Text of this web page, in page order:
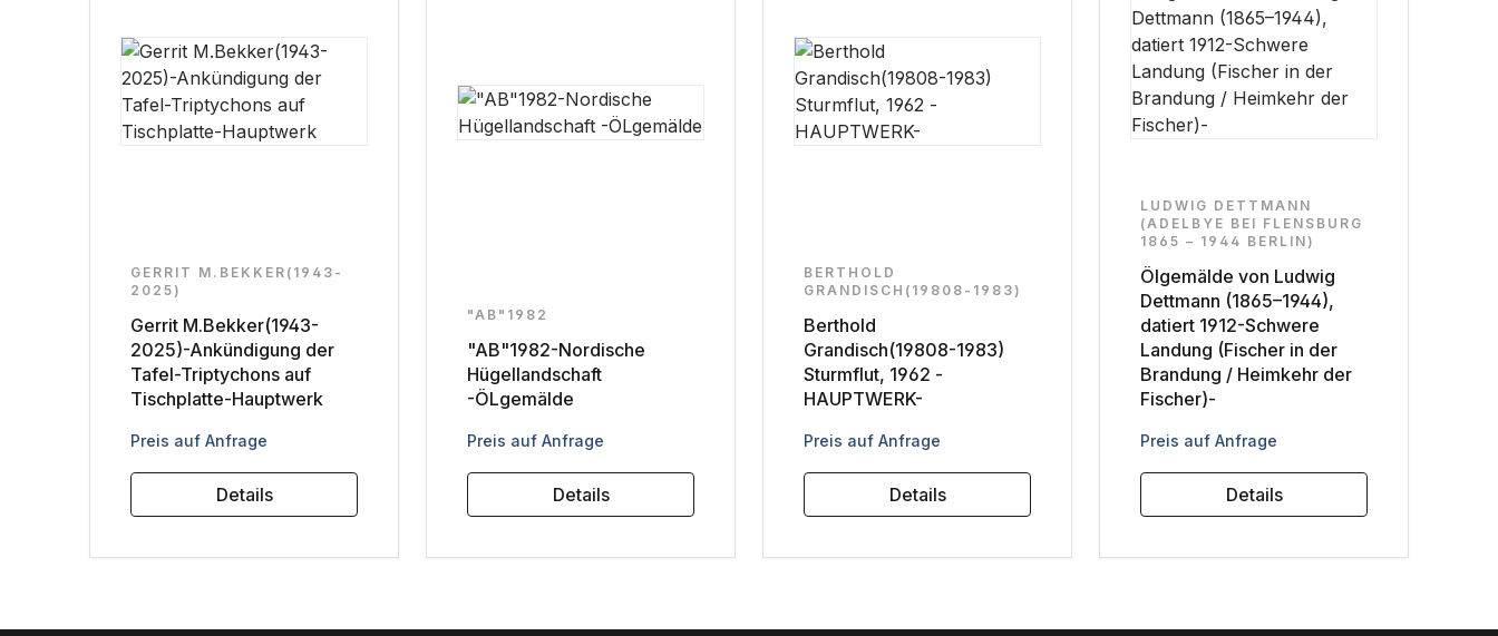
GERRIT M.BEKKER(1943-
2025)
Gerrit M.Bekker(1943-
2025)-Ankündigung der
Tafel-Triptychons auf
Tischplatte-Hauptwerk
Regulärer Preis:
Preis auf Anfrage
Details
"AB"1982
"AB"1982-Nordische
Hügellandschaft
-ÖLgemälde
Regulärer Preis:
Preis auf Anfrage
Details
BERTHOLD
GRANDISCH(19808-1983)
Berthold
Grandisch(19808-1983)
Sturmflut, 1962 -
HAUPTWERK-
Regulärer Preis:
Preis auf Anfrage
Details
LUDWIG DETTMANN
(ADELBYE BEI FLENSBURG
1865 – 1944 BERLIN)
Ölgemälde von Ludwig
Dettmann (1865–1944),
datiert 1912-Schwere
Landung (Fischer in der
Brandung / Heimkehr der
Fischer)-
Regulärer Preis:
Preis auf Anfrage
Details